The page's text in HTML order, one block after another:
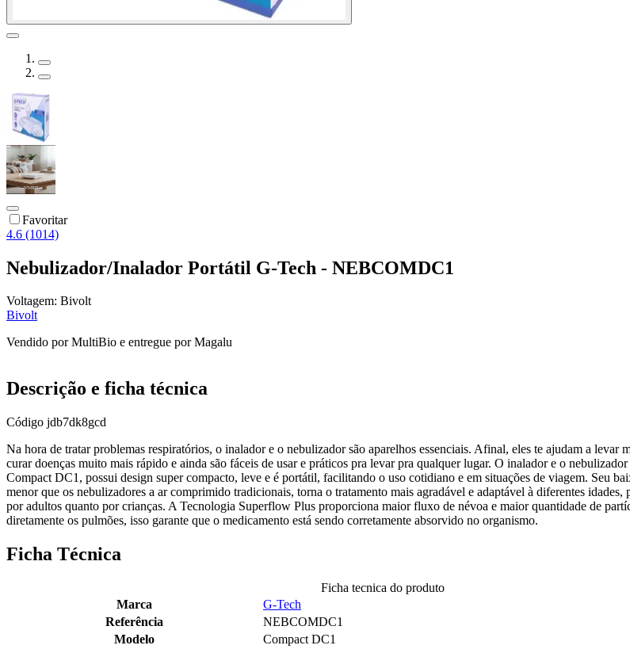
Favoritar
4.6 (1014)
Nebulizador/Inalador Portátil G-Tech - NEBCOMDC1
Voltagem: Bivolt
Bivolt
Vendido porMultiBio e entregue por Magalu
Descrição e ficha técnica
Código jdb7dk8gcd
Na hora de tratar problemas respiratórios, o inalador e o nebulizador são aparelhos essenciais. Afinal, eles te ajudam a levar
curar doenças muito mais rápido e ainda são fáceis de usar e práticos pra levar pra qualquer lugar. O inalador e o
Compact DC1, possui design super compacto, leve e é portátil, facilitando o uso cotidiano e em situações de viagem. Seu
menor que os nebulizadores a ar comprimido tradicionais, torna o tratamento mais agradável e adaptável à diferentes idades,
por adultos quanto por crianças. A Tecnologia Superflow Plus proporciona maior fluxo de névoa e maior quantidade de
diretamente os pulmões, isso garante que o medicamento está sendo corretamente absorvido no organismo.
Ficha Técnica
Ficha tecnica do produto
Marca
G-Tech
Referência
NEBCOMDC1
Modelo
Compact DC1